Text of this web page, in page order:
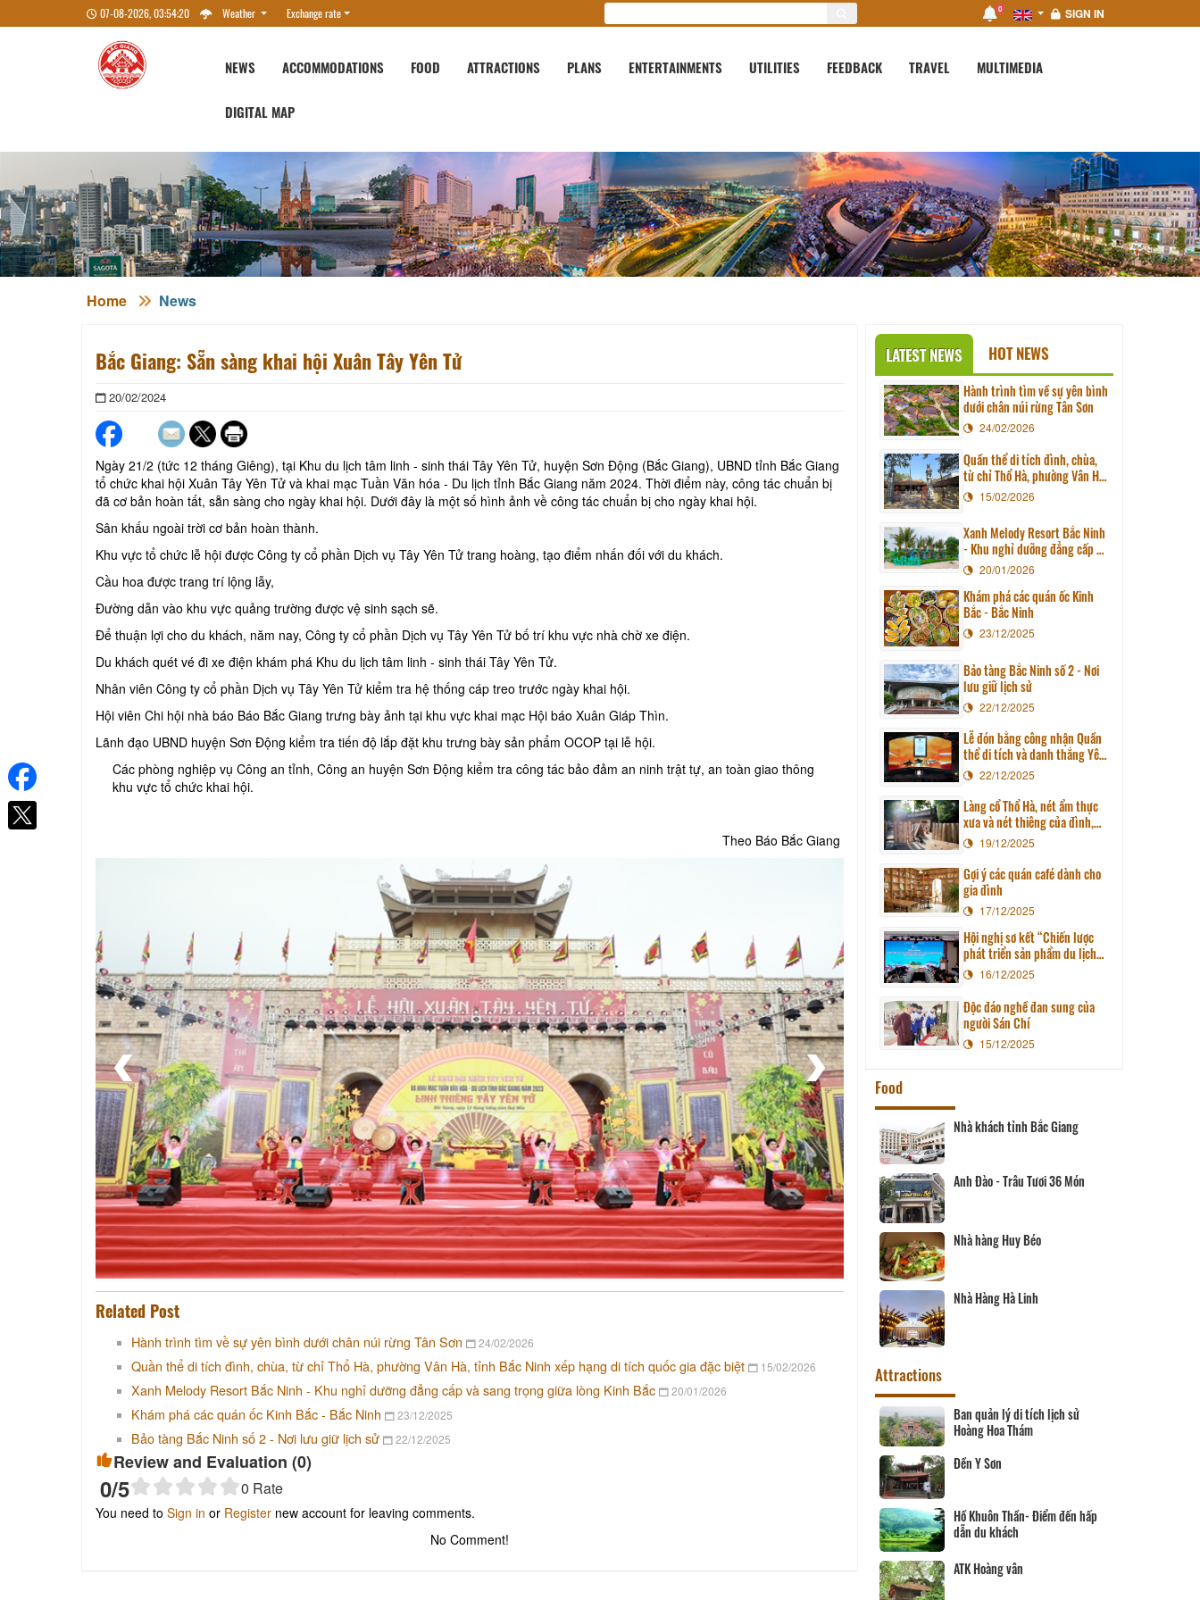
07-08-2026, 03:54:21 Weather Exchange rate 0 SIGN IN
NEWS ACCOMMODATIONS FOOD ATTRACTIONS PLANS ENTERTAINMENTS UTILITIES FEEDBACK TRAVEL MULTIMEDIA
DIGITAL MAP
Home News
Bắc Giang: Sẵn sàng khai hội Xuân Tây Yên Tử
20/02/2024
Ngày 21/2 (tức 12 tháng Giêng), tại Khu du lịch tâm linh - sinh thái Tây Yên Tử, huyện Sơn Động (Bắc Giang), UBND tỉnh Bắc Giang
tổ chức khai hội Xuân Tây Yên Tử và khai mạc Tuần Văn hóa - Du lịch tỉnh Bắc Giang năm 2024. Thời điểm này, công tác chuẩn bị
đã cơ bản hoàn tất, sẵn sàng cho ngày khai hội. Dưới đây là một số hình ảnh về công tác chuẩn bị cho ngày khai hội.
Sân khấu ngoài trời cơ bản hoàn thành.
Khu vực tổ chức lễ hội được Công ty cổ phần Dịch vụ Tây Yên Tử trang hoàng, tạo điểm nhấn đối với du khách.
Cầu hoa được trang trí lộng lẫy,
Đường dẫn vào khu vực quảng trường được vệ sinh sạch sẽ.
Để thuận lợi cho du khách, năm nay, Công ty cổ phần Dịch vụ Tây Yên Tử bố trí khu vực nhà chờ xe điện.
Du khách quét vé đi xe điện khám phá Khu du lịch tâm linh - sinh thái Tây Yên Tử.
Nhân viên Công ty cổ phần Dịch vụ Tây Yên Tử kiểm tra hệ thống cáp treo trước ngày khai hội.
Hội viên Chi hội nhà báo Báo Bắc Giang trưng bày ảnh tại khu vực khai mạc Hội báo Xuân Giáp Thìn.
Lãnh đạo UBND huyện Sơn Động kiểm tra tiến độ lắp đặt khu trưng bày sản phẩm OCOP tại lễ hội.
Các phòng nghiệp vụ Công an tỉnh, Công an huyện Sơn Động kiểm tra công tác bảo đảm an ninh trật tự, an toàn giao thông
khu vực tổ chức khai hội.
Theo Báo Bắc Giang
Related Post
Hành trình tìm về sự yên bình dưới chân núi rừng Tân Sơn 24/02/2026
Quần thể di tích đình, chùa, từ chỉ Thổ Hà, phường Vân Hà, tỉnh Bắc Ninh xếp hạng di tích quốc gia đặc biệt 15/02/2026
Xanh Melody Resort Bắc Ninh - Khu nghỉ dưỡng đẳng cấp và sang trọng giữa lòng Kinh Bắc 20/01/2026
Khám phá các quán ốc Kinh Bắc - Bắc Ninh 23/12/2025
Bảo tàng Bắc Ninh số 2 - Nơi lưu giữ lịch sử 22/12/2025
Review and Evaluation (0)
0/5 0 Rate
You need to Sign in or Register new account for leaving comments.
No Comment!
LATEST NEWS HOT NEWS
Hành trình tìm về sự yên bình
dưới chân núi rừng Tân Sơn
24/02/2026
Quần thể di tích đình, chùa,
từ chỉ Thổ Hà, phường Vân Hà,
tỉnh Bắc Ninh xếp hạng di
tích quốc gia đặc biệt
15/02/2026
Xanh Melody Resort Bắc Ninh
- Khu nghỉ dưỡng đẳng cấp và
sang trọng giữa lòng Kinh Bắc
20/01/2026
Khám phá các quán ốc Kinh
Bắc - Bắc Ninh
23/12/2025
Bảo tàng Bắc Ninh số 2 - Nơi
lưu giữ lịch sử
22/12/2025
Lễ đón bằng công nhận Quần
thể di tích và danh thắng Yên
Tử - Vĩnh Nghiêm - Côn Sơn,
Kiếp Bạc là Di sản văn hoá thế
giới
22/12/2025
Làng cổ Thổ Hà, nét ẩm thực
xưa và nét thiêng của đình,
chùa19/12/2025
Gợi ý các quán café dành cho
gia đình
17/12/2025
Hội nghị sơ kết “Chiến lược
phát triển sản phẩm du lịch
Việt Nam đến năm 2025, định
hướng đến năm 2030”
16/12/2025
Độc đáo nghề đan sung của
người Sán Chí
15/12/2025
Food
Nhà khách tỉnh Bắc Giang
Anh Đào - Trâu Tươi 36 Món
Nhà hàng Huy Béo
Nhà Hàng Hà Linh
Attractions
Ban quản lý di tích lịch sử
Hoàng Hoa Thám
Đền Y Sơn
Hồ Khuôn Thần- Điểm đến hấp
dẫn du khách
ATK Hoàng vân